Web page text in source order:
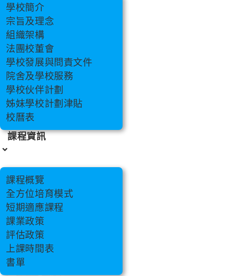
學校簡介
宗旨及理念
組織架構
法團校董會
學校發展與問責文件
院舍及學校服務
學校伙伴計劃
姊妹學校計劃津貼
校曆表
課程資訊
課程概覽
全方位培育模式
短期適應課程
課業政策
評估政策
上課時間表
書單